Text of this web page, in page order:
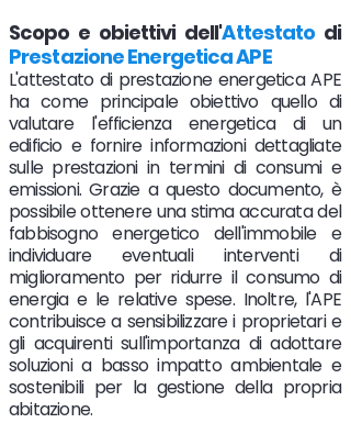
Scopo e obiettivi dell'Attestato di
Prestazione Energetica APE
L'attestato di prestazione energetica APE
ha come principale obiettivo quello di
valutare l'efficienza energetica di un
edificio e fornire informazioni dettagliate
sulle prestazioni in termini di consumi e
emissioni. Grazie a questo documento, è
possibile ottenere una stima accurata del
fabbisogno energetico dell'immobile e
individuare eventuali interventi di
miglioramento per ridurre il consumo di
energia e le relative spese. Inoltre, l'APE
contribuisce a sensibilizzare i proprietari e
gli acquirenti sull'importanza di adottare
soluzioni a basso impatto ambientale e
sostenibili per la gestione della propria
abitazione.